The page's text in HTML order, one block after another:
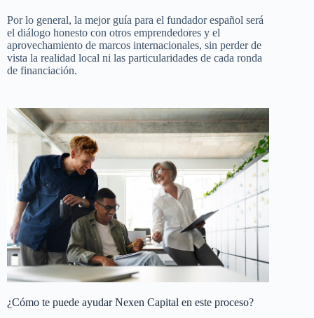
Por lo general, la mejor guía para el fundador español será
el diálogo honesto con otros emprendedores y el
aprovechamiento de marcos internacionales, sin perder de
vista la realidad local ni las particularidades de cada ronda
de financiación.
¿Cómo te puede ayudar Nexen Capital en este proceso?